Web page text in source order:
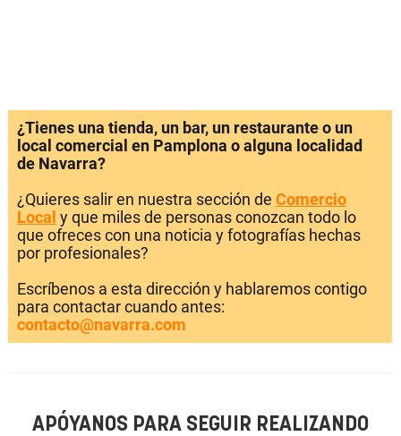
¿Tienes una tienda, un bar, un restaurante o un
local comercial en Pamplona o alguna localidad
de Navarra?
¿Quieres salir en nuestra sección de Comercio
Local y que miles de personas conozcan todo lo
que ofreces con una noticia y fotografías hechas
por profesionales?
Escríbenos a esta dirección y hablaremos contigo
para contactar cuando antes:
contacto@navarra.com
APÓYANOS PARA SEGUIR REALIZANDO